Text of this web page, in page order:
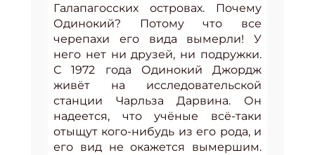
Галапагосских островах. Почему
Одинокий? Потому что все
черепахи его вида вымерли! У
него нет ни друзей, ни подружки.
С 1972 года Одинокий Джордж
живёт на исследовательской
станции Чарльза Дарвина. Он
надеется, что учёные всё-таки
отыщут кого-нибудь из его рода, и
его вид не окажется вымершим.